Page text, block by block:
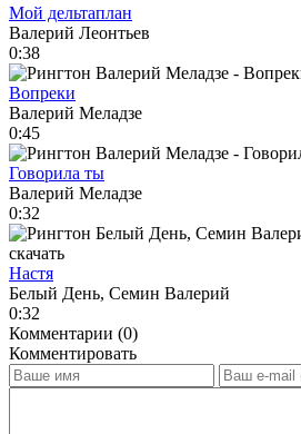
Мой дельтаплан
Валерий Леонтьев
0:38
Вопреки
Валерий Меладзе
0:45
Говорила ты
Валерий Меладзе
0:32
Настя
Белый День, Семин Валерий
0:32
Комментарии (0)
Комментировать